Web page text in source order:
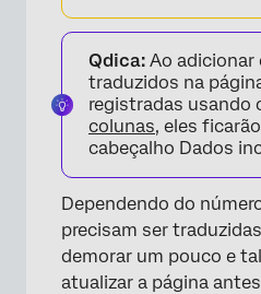
Qdica: Ao
traduzidos na
registradas usando
colunas, eles
cabeçalho Dados
Dependendo do
precisam ser
demorar um pouco e
atualizar a página